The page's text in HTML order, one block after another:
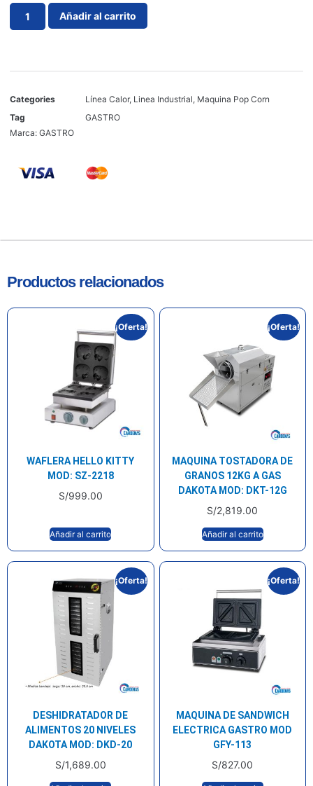
Añadir al carrito
Categories Línea Calor, Linea Industrial, Maquina Pop Corn
Tag
GASTRO
Marca: GASTRO
Productos relacionados
¡Oferta!
WAFLERA HELLO KITTY
MOD: SZ-2218
S/999.00
Añadir al carrito
¡Oferta!
MAQUINA TOSTADORA DE
GRANOS 12KG A GAS
DAKOTA MOD: DKT-12G
S/2,819.00
Añadir al carrito
¡Oferta!
DESHIDRATADOR DE
ALIMENTOS 20 NIVELES
DAKOTA MOD: DKD-20
S/1,689.00
¡Oferta!
MAQUINA DE SANDWICH
ELECTRICA GASTRO MOD
GFY-113
S/827.00